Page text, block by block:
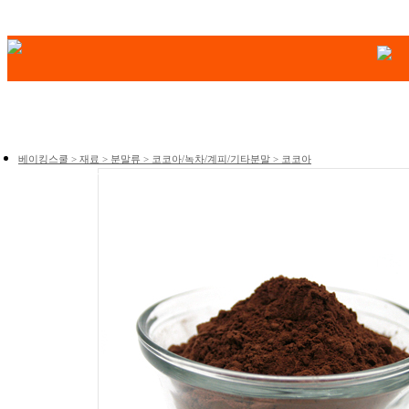
베이킹스쿨 > 재료 > 분말류 > 코코아/녹차/계피/기타분말 > 코코아